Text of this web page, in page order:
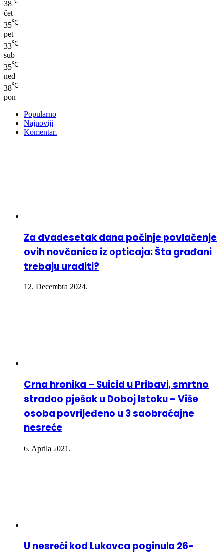
38
čet
35℃
pet
33℃
sub
35℃
ned
38℃
pon
Popularno
Najnoviji
Komentari
Za dvadesetak dana počinje povlačenje
ovih novčanica iz opticaja: Šta građani
trebaju uraditi?
12. Decembra 2024.
Crna hronika – Suicid u Pribavi, smrtno
stradao pješak u Doboj Istoku – Više
osoba povrijeđeno u 3 saobraćajne
nesreće
6. Aprila 2021.
U nesreći kod Lukavca poginula 26-